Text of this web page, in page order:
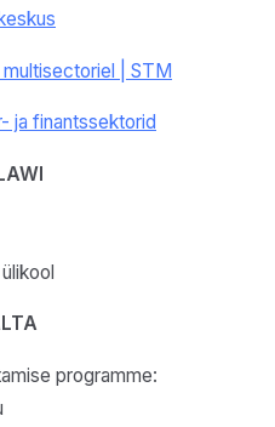
| STM
ja finantssektorid
programme: